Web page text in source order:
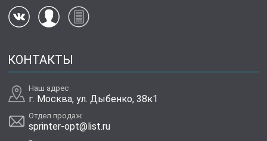
КОНТАКТЫ
Наш адрес
г. Москва, ул. Дыбенко, 38к1
Отдел продаж
sprinter-opt@list.ru